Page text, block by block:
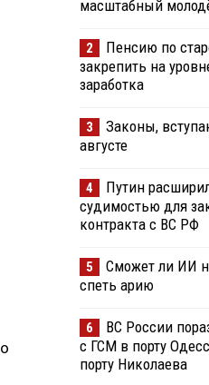
масштабный
2
Пенсию по
закрепить на
заработка
3
Законы,
августе
4
Путин
судимостью для
контракта с ВС РФ
5
Сможет ли ИИ
спеть арию
6
ВС России
с ГСМ в порту
порту Николаева